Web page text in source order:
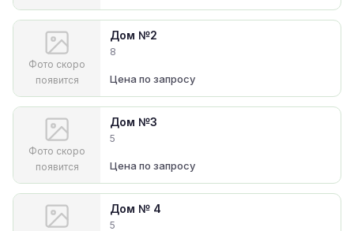
Фото скоро
появится
Дом №2
8
Цена по запросу
Фото скоро
появится
Дом №3
5
Цена по запросу
Дом № 4
5